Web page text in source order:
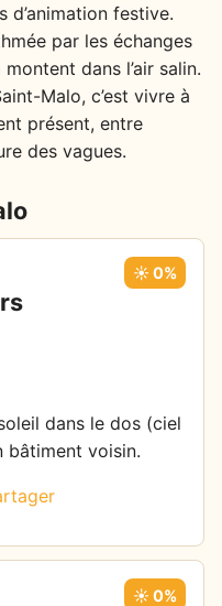
d’animation festive.
par les échanges
dans l’air salin.
Malo, c’est vivre à
présent, entre
des vagues.
☀️ 0%
dans le dos (ciel
bâtiment voisin.
☀️ 0%